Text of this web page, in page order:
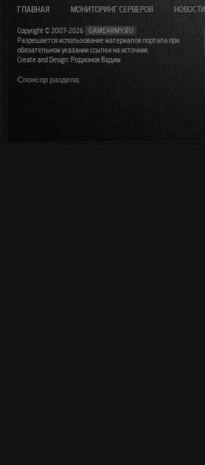
ГЛАВНАЯ МОНИТОРИНГ СЕРВЕРОВ НОВОСТИ
Copyright © 2007-2026
GAMEARMY.RU
Разрешается использование материалов портала при
обязательном указании ссылки на источник
Create and Design: Родионов Вадим
Спонсор раздела: